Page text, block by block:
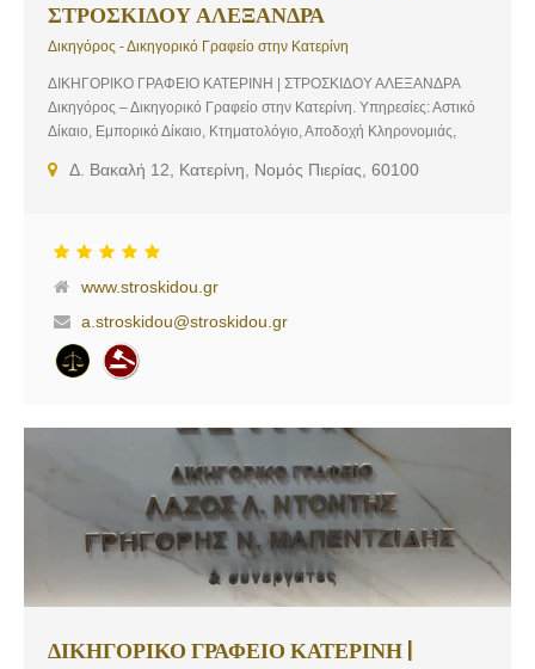
ΣΤΡΟΣΚΙΔΟΥ ΑΛΕΞΑΝΔΡΑ
Δικηγόρος - Δικηγορικό Γραφείο στην Κατερίνη
ΔΙΚΗΓΟΡΙΚΟ ΓΡΑΦΕΙΟ ΚΑΤΕΡΙΝΗ | ΣΤΡΟΣΚΙΔΟΥ ΑΛΕΞΑΝΔΡΑ
Δικηγόρος – Δικηγορικό Γραφείο στην Κατερίνη. Υπηρεσίες: Αστικό
Δίκαιο, Εμπορικό Δίκαιο, Κτηματολόγιο, Αποδοχή Κληρονομιάς,
Δ. Βακαλή 12, Κατερίνη, Νομός Πιερίας, 60100
www.stroskidou.gr
a.stroskidou@stroskidou.gr
ΔΙΚΗΓΟΡΙΚΟ ΓΡΑΦΕΙΟ ΚΑΤΕΡΙΝΗ |